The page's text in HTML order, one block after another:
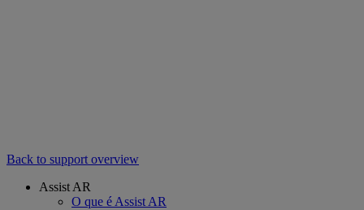
Back to support overview
Assist AR
O que é Assist AR